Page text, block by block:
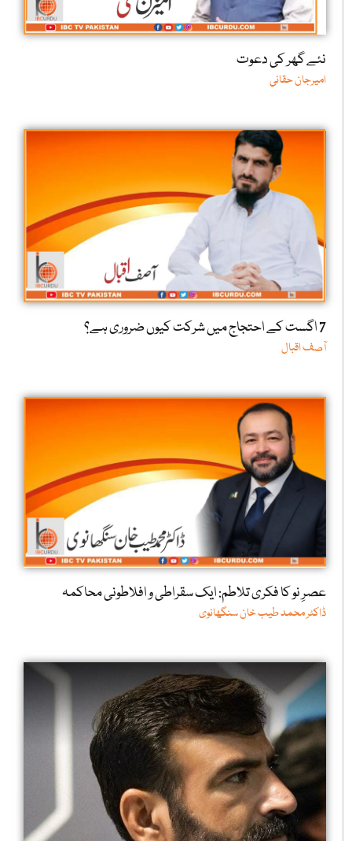
نئے گھر کی دعوت
امیرجان حقانی
7 اگست کے احتجاج میں شرکت کیوں ضروری ہے؟
آصف اقبال
عصرِ نو کا فکری تلاطم: ایک سقراطی و افلاطونی محاکمہ
ڈاکٹر محمد طیب خان سنگھانوی